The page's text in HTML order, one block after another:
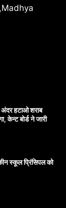
अंदर हटाओ शराब
केन्ट बोर्ड ने जारी
स्कूल प्रिंसिपल को